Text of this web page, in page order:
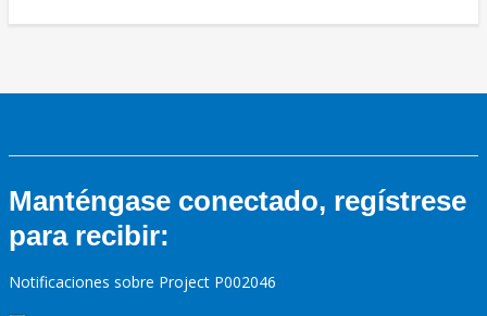
Manténgase conectado, regístrese
para recibir:
Notificaciones sobre Project P002046